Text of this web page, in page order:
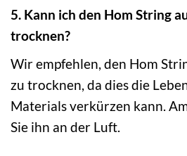
5. Kann ich den Hom String
trocknen?
Wir empfehlen, den Hom
zu trocknen, da dies die
Materials verkürzen kann.
Sie ihn an der Luft.